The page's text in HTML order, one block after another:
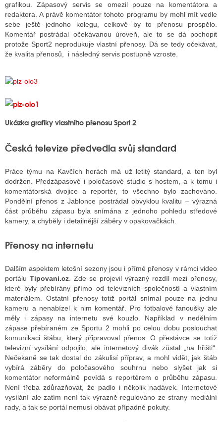
grafikou. Zápasový servis se omezil pouze na komentátora a
redaktora. A právě komentátor tohoto programu by mohl mít vedle
sebe ještě jednoho kolegu, celkově by to přenosu prospělo.
Komentář postrádal očekávanou úroveň, ale to se dá pochopit
protože Sport2 neprodukuje vlastní přenosy. Dá se tedy očekávat,
že kvalita přenosů, i následný servis postupně vzroste.
Ukázka grafiky vlastního přenosu Sport 2
Česká televize předvedla svůj standard
Práce týmu na Kavčích horách má už letitý standard, a ten byl
dodržen. Předzápasové i poločasové studio s hostem, a k tomu i
komentátorská dvojice a reportér, to všechno bylo zachováno.
Pondělní přenos z Jablonce postrádal obvyklou kvalitu – výrazná
část průběhu zápasu byla snímána z jednoho pohledu středové
kamery, a chyběly i detailnější záběry v opakovačkách.
Přenosy na internetu
Dalším aspektem letošní sezony jsou i přímé přenosy v rámci video
portálu Tipovani.cz . Zde se projevil výrazný rozdíl mezi přenosy,
které byly přebírány přímo od televizních společností a vlastním
materiálem. Ostatní přenosy totiž portál snímal pouze na jednu
kameru a nenabízel k nim komentář. Pro fotbalové fanoušky ale
měly i zápasy na internetu své kouzlo. Například v nedělním
zápase přebíraném ze Sportu 2 mohli po celou dobu poslouchat
komunikaci štábu, který připravoval přenos. O přestávce se totiž
televizní vysílání odpojilo, ale internetový divák zůstal „na hřišti“.
Nečekaně se tak dostal do zákulisí příprav, a mohl vidět, jak štáb
vybírá záběry do poločasového souhrnu nebo slyšet jak si
komentátor neformálně povídá s reportérem o průběhu zápasu.
Není třeba zdůrazňovat, že padlo i několik nadávek. Internetové
vysílání ale zatím není tak výrazně regulováno ze strany mediální
rady, a tak se portál nemusí obávat případné pokuty.